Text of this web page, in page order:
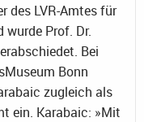
des LVR-Amtes für
wurde Prof. Dr.
Bei
Bonn
zugleich als
ein. Karabaic: »Mit